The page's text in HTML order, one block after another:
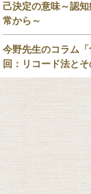
己決定の意味～認
常から～
今野先生のコラム
回：リコード法と